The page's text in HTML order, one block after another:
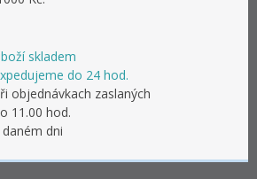
skladem
do 24 hod.
objednávkach zaslaných
11.00 hod.
daném dni